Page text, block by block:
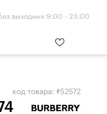
выходных 9:00 - 23:00
код товара: #52572